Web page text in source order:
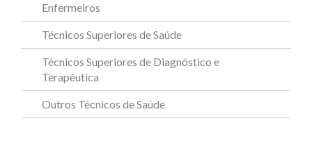
Enfermeiros
Técnicos Superiores de Saúde
Técnicos Superiores de Diagnóstico e
Terapêutica
Outros Técnicos de Saúde